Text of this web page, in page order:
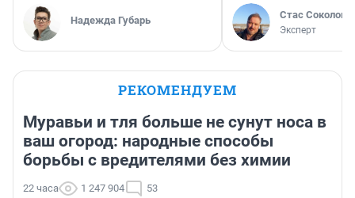
Надежда Губарь Стас Соколов
Эксперт
РЕКОМЕНДУЕМ
Муравьи и тля больше не сунут носа в
ваш огород: народные способы
борьбы с вредителями без химии
22 часа 1 247 904 53